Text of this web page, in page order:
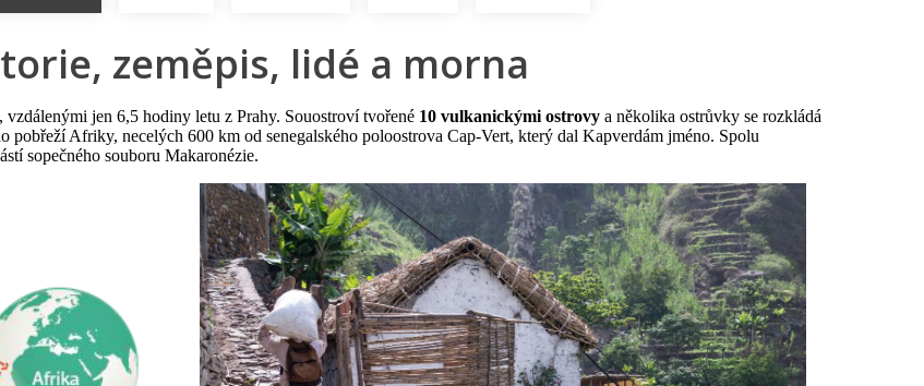
zeměpis, lidé a morna
jen 6,5 hodiny letu z Prahy. Souostroví tvořené 10 vulkanickými ostrovy a několika ostrůvky se rozkládá
pobřeží Afriky, necelých 600 km od senegalského poloostrova Cap-Vert, který dal Kapverdám jméno. Spolu
sopečného souboru Makaronézie.